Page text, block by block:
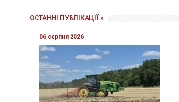
ОСТАННІ ПУБЛІКАЦІЇ »
06 серпня 2026